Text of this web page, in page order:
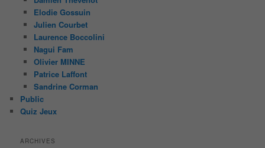
Elodie Gossuin
Julien Courbet
Laurence Boccolini
Nagui Fam
Olivier MINNE
Patrice Laffont
Sandrine Corman
Public
Quiz Jeux
ARCHIVES